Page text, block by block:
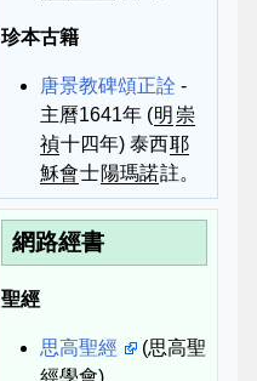
珍本古籍
唐景教碑頌正詮 -
主曆1641年 (明 崇
禎十四年) 泰西耶
穌會士陽瑪諾註。
網路經書
聖經
思高聖經
(思高聖
經學會)